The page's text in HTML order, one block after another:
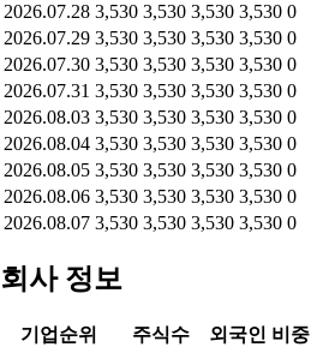
2026.07.28 3,530 3,530 3,530 3,530 0
2026.07.29 3,530 3,530 3,530 3,530 0
2026.07.30 3,530 3,530 3,530 3,530 0
2026.07.31 3,530 3,530 3,530 3,530 0
2026.08.03 3,530 3,530 3,530 3,530 0
2026.08.04 3,530 3,530 3,530 3,530 0
2026.08.05 3,530 3,530 3,530 3,530 0
2026.08.06 3,530 3,530 3,530 3,530 0
2026.08.07 3,530 3,530 3,530 3,530 0
회사 정보
기업순위 주식수 외국인 비중